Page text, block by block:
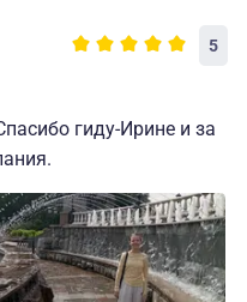
5
гиду-Ирине и за